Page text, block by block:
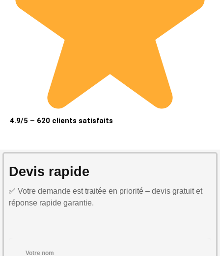
4.9/5 – 620 clients satisfaits
Devis rapide
✅ Votre demande est traitée en priorité – devis gratuit et
réponse rapide garantie.
Votre nom